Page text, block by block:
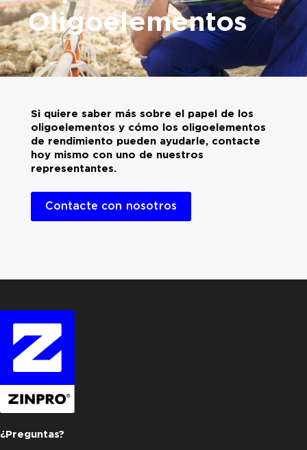
Deficiencia de oligoelementos
Piel y pezuñas anormales
Problemas óseos y articulares
Mala cicatrización de heridas
Más información sobre Zinpro Performance
Oligoelementos
Si quiere saber más sobre el papel de los
oligoelementos y cómo los oligoelementos
de rendimiento pueden ayudarle, contacte
hoy mismo con uno de nuestros
representantes.
Contacte con nosotros
¿Preguntas?